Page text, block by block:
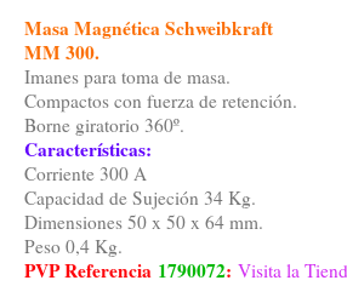
Masa Magnética Schweibkraft
MM 300.
Imanes para toma de masa.
Compactos con fuerza de retención.
Borne giratorio 360º.
Características:
Corriente 300 A
Capacidad de Sujeción 34 Kg.
Dimensiones 50 x 50 x 64 mm.
Peso 0,4 Kg.
PVP Referencia 1790072: Visita la